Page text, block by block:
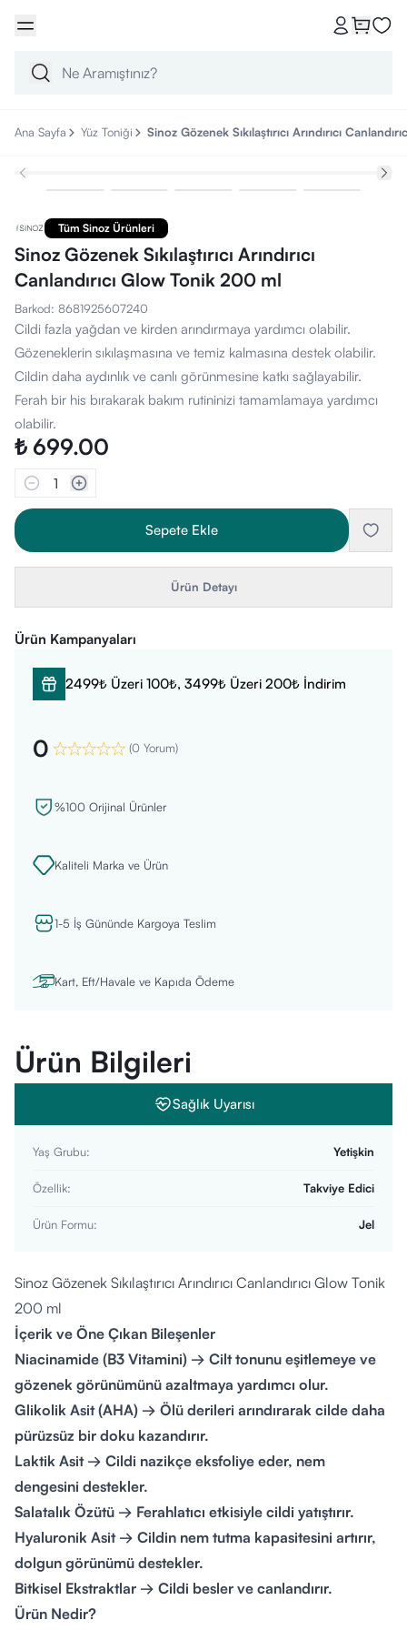
Ana Sayfa Yüz Toniği Sinoz Gözenek Sıkılaştırıcı Arındırıcı
Tüm Sinoz Ürünleri
Sinoz Gözenek Sıkılaştırıcı Arındırıcı
Canlandırıcı Glow Tonik 200 ml
Barkod: 8681925607240
Cildi fazla yağdan ve kirden arındırmaya yardımcı olabilir.
Gözeneklerin sıkılaşmasına ve temiz kalmasına destek olabilir.
Cildin daha aydınlık ve canlı görünmesine katkı sağlayabilir.
Ferah bir his bırakarak bakım rutininizi tamamlamaya yardımcı
olabilir.
₺ 699.00
1
Sepete Ekle
Ürün Detayı
Ürün Kampanyaları
2499₺ Üzeri 100₺, 3499₺ Üzeri 200₺ İndirim
0 (0 Yorum)
%100 Orijinal Ürünler
Kaliteli Marka ve Ürün
1-5 İş Gününde Kargoya Teslim
Kart, Eft/Havale ve Kapıda Ödeme
Ürün Bilgileri
Sağlık Uyarısı
Yaş Grubu: Yetişkin
Özellik: Takviye Edici
Ürün Formu: Jel
Sinoz Gözenek Sıkılaştırıcı Arındırıcı Canlandırıcı Glow Tonik
200 ml
İçerik ve Öne Çıkan Bileşenler
Niacinamide (B3 Vitamini) → Cilt tonunu eşitlemeye ve
gözenek görünümünü azaltmaya yardımcı olur.
Glikolik Asit (AHA) → Ölü derileri arındırarak cilde daha
pürüzsüz bir doku kazandırır.
Laktik Asit→ Cildi nazikçe eksfoliye eder, nem
dengesini destekler.
Salatalık Özütü → Ferahlatıcı etkisiyle cildi yatıştırır.
Hyaluronik Asit→ Cildin nem tutma kapasitesini artırır,
dolgun görünümü destekler.
Bitkisel Ekstraktlar → Cildi besler ve canlandırır.
Ürün Nedir?